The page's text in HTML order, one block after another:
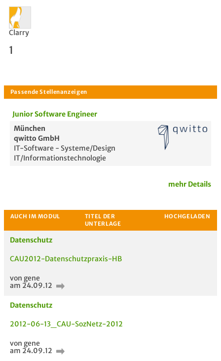
Bewertung
Clarry
1
Passende Stellenanzeigen
Junior Software Engineer
München
qwitto GmbH
IT-Software - Systeme/Design
IT/Informationstechnologie
mehr Details
Datenschutz
CAU2012-Datenschutzpraxis-HB
von gene
am 24.09.12
Datenschutz
2012-06-13_CAU-SozNetz-2012
von gene
am 24.09.12